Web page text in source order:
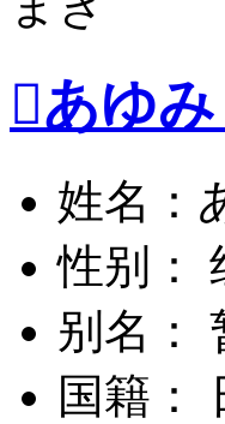
あゆ
姓名：
性别：
别名：
国籍：